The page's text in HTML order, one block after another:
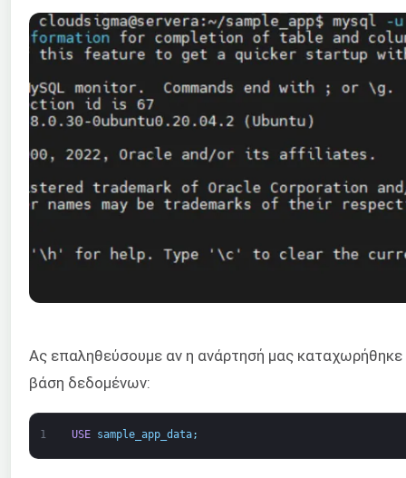
Ας επαληθεύσουμε αν η ανάρτησή μας καταχωρήθηκε
βάση δεδομένων:
1 USE sample_app_data;